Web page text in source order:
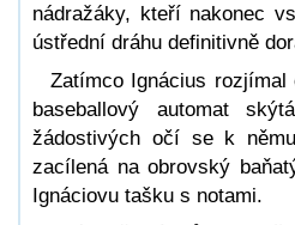
nádražáky, kteří nakonec
ústřední dráhu definitivně
Zatímco Ignácius
baseballový automat
žádostivých očí se k
zacílená na obrovský
Ignáciovu tašku s notami.